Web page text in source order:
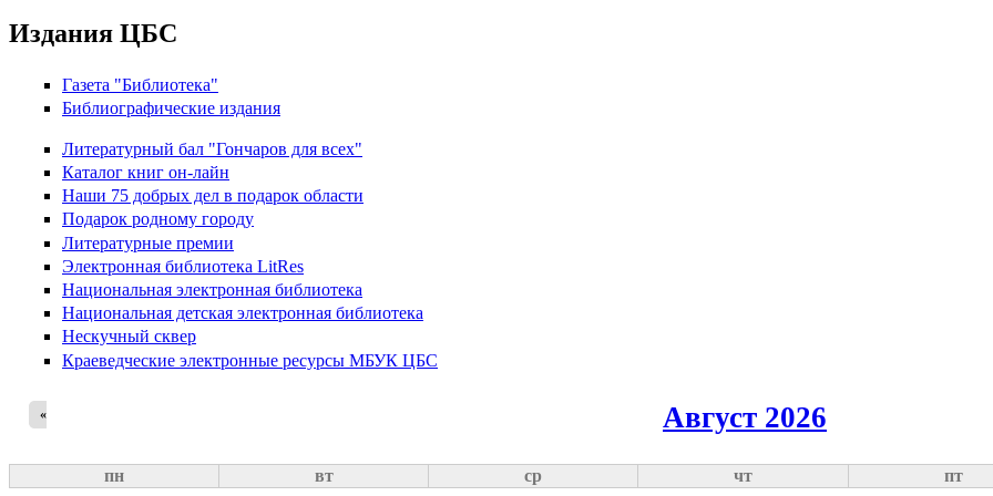
Издания ЦБС
Газета "Библиотека"
Библиографические издания
Литературный бал "Гончаров для всех"
Каталог книг он-лайн
Наши 75 добрых дел в подарок области
Подарок родному городу
Литературные премии
Электронная библиотека LitRes
Национальная электронная библиотека
Национальная детская электронная библиотека
Нескучный сквер
Краеведческие электронные ресурсы МБУК ЦБС
Август 2026
«
пн вт ср чт пт